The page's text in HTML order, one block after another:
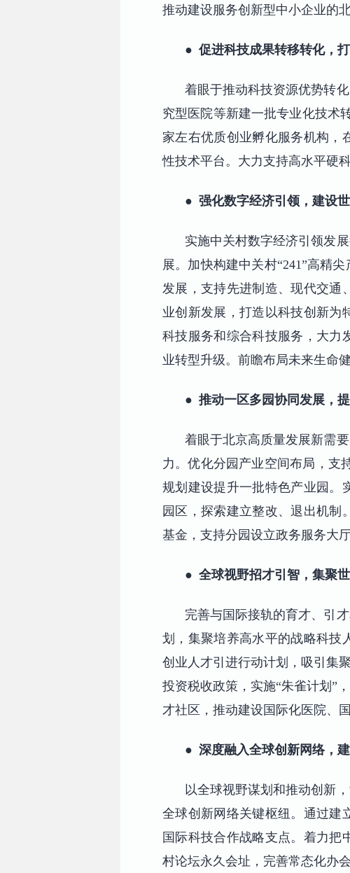
推动建设服务创新型中小企业的
● 促进科技成果转移转化，
着眼于推动科技资源优势转
究型医院等新建一批专业化技术
家左右优质创业孵化服务机构，
性技术平台。大力支持高水平硬
● 强化数字经济引领，建设
实施中关村数字经济引领发
展。加快构建中关村“241”高精
发展，支持先进制造、现代交通
业创新发展，打造以科技创新为
科技服务和综合科技服务，大力
业转型升级。前瞻布局未来生命
● 推动一区多园协同发展，
着眼于北京高质量发展新需
力。优化分园产业空间布局，支
规划建设提升一批特色产业园。
园区，探索建立整改、退出机制
基金，支持分园设立政务服务大
● 全球视野招才引智，集聚
完善与国际接轨的育才、引
划，集聚培养高水平的战略科技
创业人才引进行动计划，吸引集
投资税收政策，实施“朱雀计划”
才社区，推动建设国际化医院、
● 深度融入全球创新网络，
以全球视野谋划和推动创新
全球创新网络关键枢纽。通过建
国际科技合作战略支点。着力把
村论坛永久会址，完善常态化办